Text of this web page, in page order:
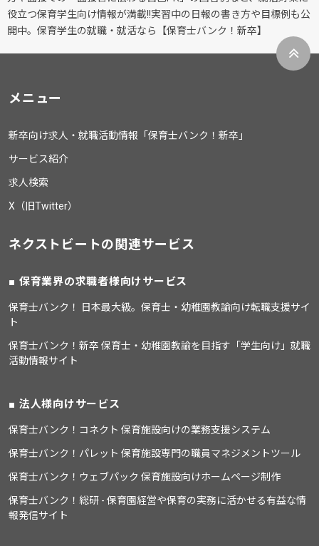
役立つ保育学生向け情報が満載!!実習中の日報の書き方や目標例も公
開中。保育学生の就職・就活なら【保育士バンク！新卒】
メニュー
新卒向け求人・就職活動情報「保育士バンク！新卒」
サービス紹介
求人検索
X（旧Twitter）
ネクストビートの関連サービス
保育業界の求職者様向けサービス
保育士バンク！ 日本最大級。保育士・幼稚園教諭向け転職支援サイ
ト
保育士バンク！新卒 保育士・幼稚園教諭を目指す「学生向け」就職
活動情報サイト
法人様向けサービス
保育士バンク！コネクト 保育施設向けの業務支援システム
保育士バンク！パレット 保育施設専門の職員マネジメントツール
保育士バンク！ウェブパック 保育施設向けホームページ制作
保育士バンク！総研 - 保育園経営や保育の実務に活かせる有益な情
報発信サイト